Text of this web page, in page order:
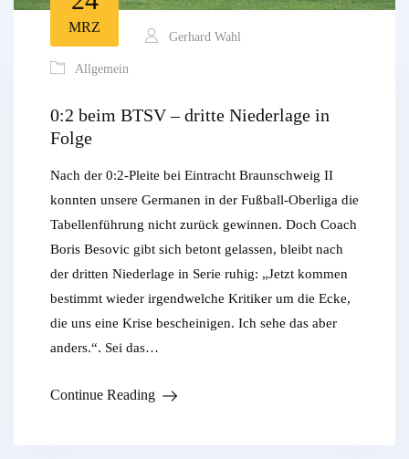
MRZ
Gerhard Wahl
Allgemein
0:2 beim BTSV – dritte Niederlage in
Folge
Nach der 0:2-Pleite bei Eintracht Braunschweig II
konnten unsere Germanen in der Fußball-Oberliga die
Tabellenführung nicht zurück gewinnen. Doch Coach
Boris Besovic gibt sich betont gelassen, bleibt nach
der dritten Niederlage in Serie ruhig: „Jetzt kommen
bestimmt wieder irgendwelche Kritiker um die Ecke,
die uns eine Krise bescheinigen. Ich sehe das aber
anders.“. Sei das…
Continue Reading